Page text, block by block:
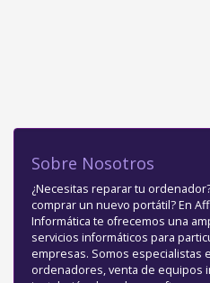
Sobre Nosotros
¿Necesitas reparar tu
comprar un nuevo portátil? En
Informática te ofrecemos una
servicios informáticos para
empresas. Somos especialistas
ordenadores, venta de equipos